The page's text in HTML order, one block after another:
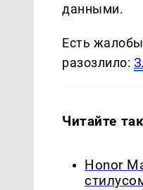
данными.
Есть
разозлило:
Читайте
Honor